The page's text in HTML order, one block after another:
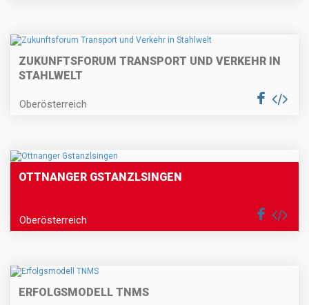
ZUKUNFTSFORUM TRANSPORT UND VERKEHR IN
STAHLWELT
Oberösterreich
OTTNANGER GSTANZLSINGEN
Oberösterreich
ERFOLGSMODELL TNMS